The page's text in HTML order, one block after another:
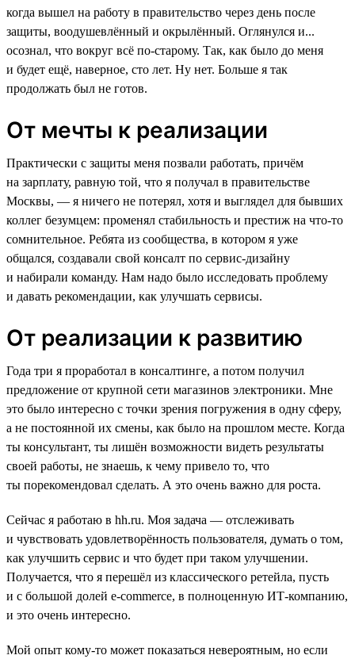
когда вышел на работу в правительство через день после
защиты, воодушевлённый и окрылённый. Оглянулся и...
осознал, что вокруг всё по-старому. Так, как было до меня
и будет ещё, наверное, сто лет. Ну нет. Больше я так
продолжать был не готов.
От мечты к реализации
Практически с защиты меня позвали работать, причём
на зарплату, равную той, что я получал в правительстве
Москвы, — я ничего не потерял, хотя и выглядел для бывших
коллег безумцем: променял стабильность и престиж на что-то
сомнительное. Ребята из сообщества, в котором я уже
общался, создавали свой консалт по сервис-дизайну
и набирали команду. Нам надо было исследовать проблему
и давать рекомендации, как улучшать сервисы.
От реализации к развитию
Года три я проработал в консалтинге, а потом получил
предложение от крупной сети магазинов электроники. Мне
это было интересно с точки зрения погружения в одну сферу,
а не постоянной их смены, как было на прошлом месте. Когда
ты консультант, ты лишён возможности видеть результаты
своей работы, не знаешь, к чему привело то, что
ты порекомендовал сделать. А это очень важно для роста.
Сейчас я работаю в hh.ru. Моя задача — отслеживать
и чувствовать удовлетворённость пользователя, думать о том,
как улучшить сервис и что будет при таком улучшении.
Получается, что я перешёл из классического ретейла, пусть
и с большой долей e-commerce, в полноценную ИТ-компанию,
и это очень интересно.
Мой опыт кому-то может показаться невероятным, но если